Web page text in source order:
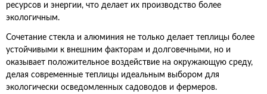
ресурсов и энергии, что делает их производство более
экологичным.
Сочетание стекла и алюминия не только делает теплицы более
устойчивыми к внешним факторам и долговечными, но и
оказывает положительное воздействие на окружающую среду,
делая современные теплицы идеальным выбором для
экологически осведомленных садоводов и фермеров.